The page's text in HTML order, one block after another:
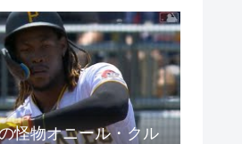
ン 不動産投資 為替
ラクディナール
怪物オニール・クル